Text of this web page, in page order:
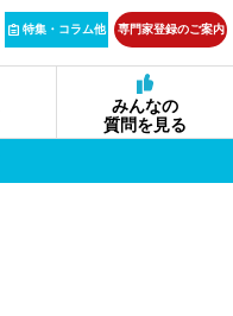
特集・コラム他 専門家登録のご案内
みんなの
質問を見る